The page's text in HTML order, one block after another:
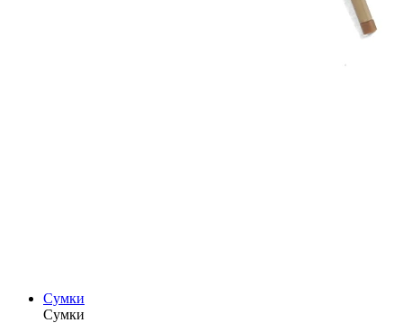
Сумки
Сумки